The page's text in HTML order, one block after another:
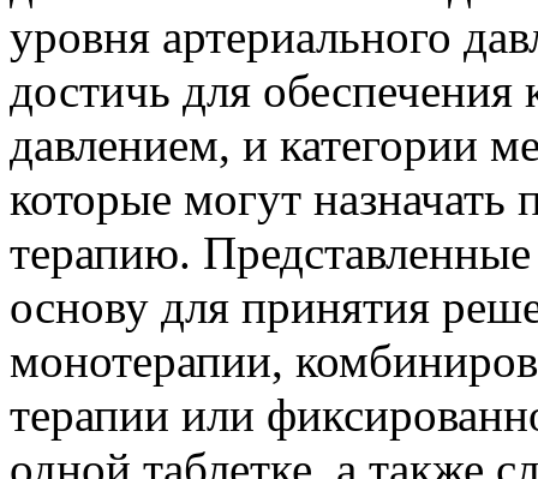
уровня артериального
достичь для
давлением, и категории
которые могут
терапию.
основу для принятия
монотерапии,
терапии или